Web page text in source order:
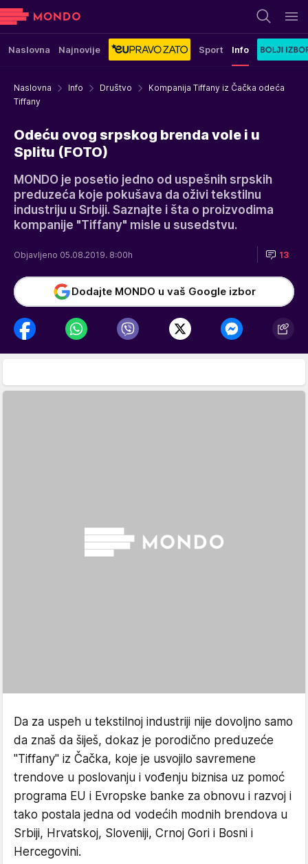
Naslovna Najnovije Sport Info
Naslovna Info Društvo
Kompanija Tiffany iz Čačka odeća
Tiffany
Odeću ovog srpskog brenda vole i u
Splitu (FOTO)
MONDO je posetio jedno od uspešnih srpskih
preduzeća koje pokušava da oživi tekstilnu
industriju u Srbiji. Saznajte i šta o proizvodima
kompanije "Tiffany" misle u susedstvu.
Objavljeno 05.08.2019. 8:00h 13
Dodajte MONDO u vaš Google izbor
Da za uspeh u tekstilnoj industriji nije dovoljno samo
da znaš da šiješ, dokaz je porodično preduzeće
"Tiffany" iz Čačka, koje je usvojilo savremene
trendove u poslovanju i vođenju biznisa uz pomoć
programa EU i Evropske banke za obnovu i razvoj i
tako postala jedna od vodećih modnih brendova u
Srbiji, Hrvatskoj, Sloveniji, Crnoj Gori i Bosni i
Hercegovini.